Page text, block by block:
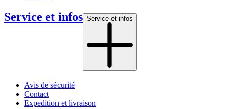
Service et infos Service et infos
Avis de sécurité
Contact
Expedition et livraison